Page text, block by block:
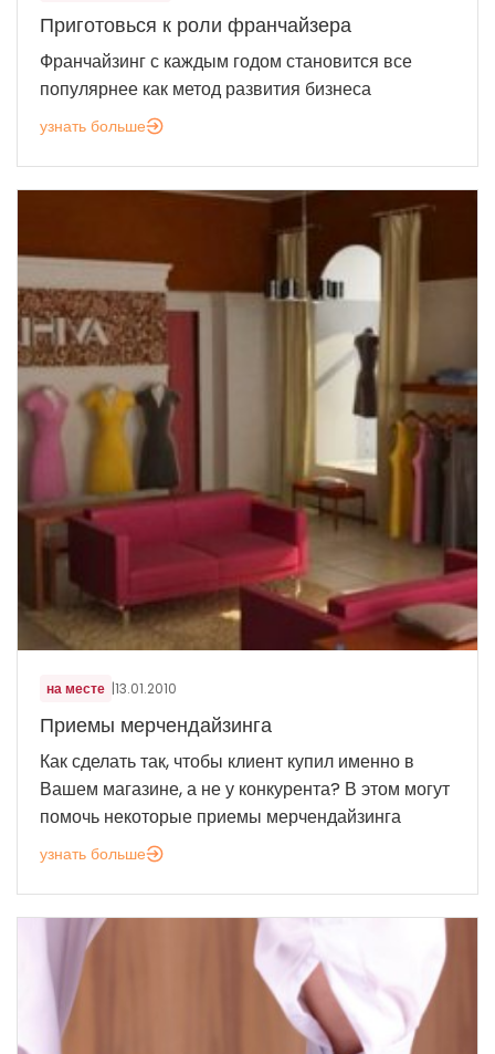
Приготовься к роли франчайзера
Франчайзинг с каждым годом становится все
популярнее как метод развития бизнеса
узнать больше
на месте |13.01.2010
Приемы мерчендайзинга
Как сделать так, чтобы клиент купил именно в
Вашем магазине, а не у конкурента? В этом могут
помочь некоторые приемы мерчендайзинга
узнать больше